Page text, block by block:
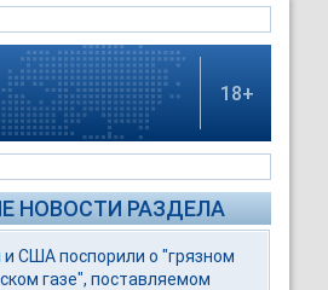
18+
НОВОСТИ РАЗДЕЛА
и США поспорили о "грязном
газе", поставляемом